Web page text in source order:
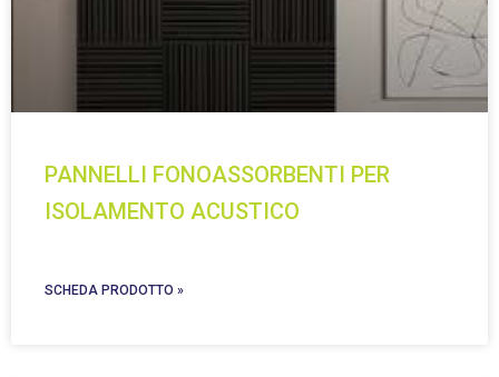
PANNELLI FONOASSORBENTI PER
ISOLAMENTO ACUSTICO
SCHEDA PRODOTTO »